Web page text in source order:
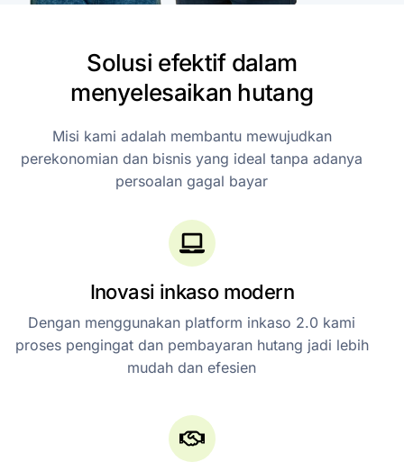
Solusi efektif dalam
menyelesaikan hutang
Misi kami adalah membantu mewujudkan
perekonomian dan bisnis yang ideal tanpa adanya
persoalan gagal bayar
Inovasi inkaso modern
Dengan menggunakan platform inkaso 2.0 kami
proses pengingat dan pembayaran hutang jadi lebih
mudah dan efesien